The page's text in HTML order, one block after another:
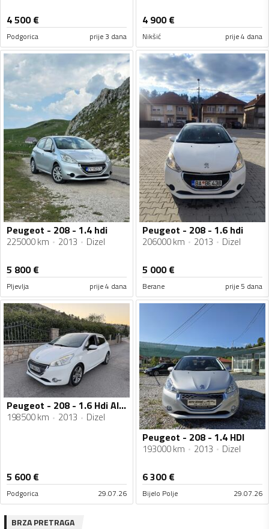
4 500€
Podgorica prije 3 dana
4 900€
Nikšić prije 4 dana
Peugeot - 208 - 1.4 hdi
225000 km 2013 Dizel
5 800€
Pljevlja prije 4 dana
Peugeot - 208 - 1.6 hdi
206000 km 2013 Dizel
5 000€
Berane prije 5 dana
Peugeot - 208 - 1.6 Hdi Allure oprema
198500 km 2013 Dizel
5 600€
Podgorica 29.07.26
Peugeot - 208 - 1.4 HDI
193000 km 2013 Dizel
6 300€
Bijelo Polje 29.07.26
BRZA PRETRAGA